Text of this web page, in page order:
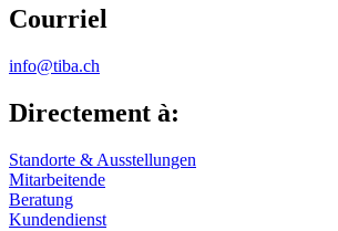
Courriel
info@tiba.ch
Directement à:
Standorte & Ausstellungen
Mitarbeitende
Beratung
Kundendienst